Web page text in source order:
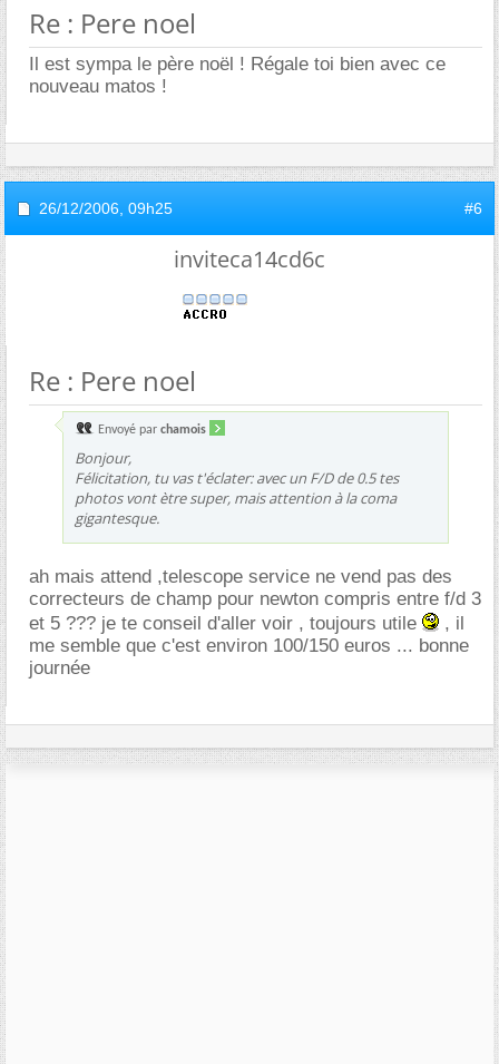
Re : Pere noel
Il est sympa le père noël ! Régale toi bien avec ce
nouveau matos !
26/12/2006, 09h25 #6
inviteca14cd6c
Re : Pere noel
Envoyé par chamois
Bonjour,
Félicitation, tu vas t'éclater: avec un F/D de 0.5 tes
photos vont ètre super, mais attention à la coma
gigantesque.
ah mais attend ,telescope service ne vend pas des
correcteurs de champ pour newton compris entre f/d 3
et 5 ??? je te conseil d'aller voir , toujours utile
, il
me semble que c'est environ 100/150 euros ... bonne
journée